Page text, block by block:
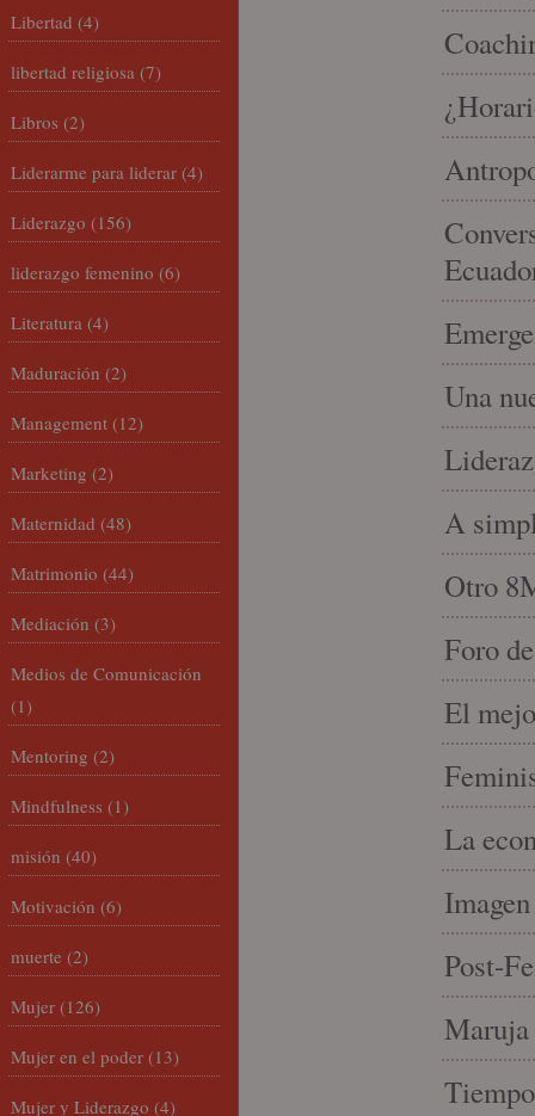
Una
A
Otro
Foro
El
La
Post-
Maruja
Libertad (4)
libertad religiosa (7)
Libros (2)
Liderarme para liderar (4)
Liderazgo (156)
liderazgo femenino (6)
Literatura (4)
Maduración (2)
Management (12)
Marketing (2)
Maternidad (48)
Matrimonio (44)
Mediación (3)
Medios de Comunicación
(1)
Mentoring (2)
Mindfulness (1)
misión (40)
Motivación (6)
muerte (2)
Mujer (126)
Mujer en el poder (13)
Mujer y Liderazgo (4)